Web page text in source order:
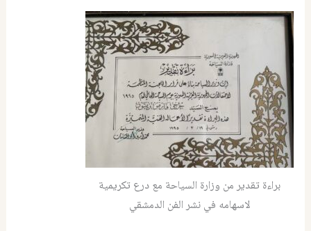
براءة تقدير من وزارة السياحة مع درع تكريمية
لاسهامه في نشر الفن الدمشقي